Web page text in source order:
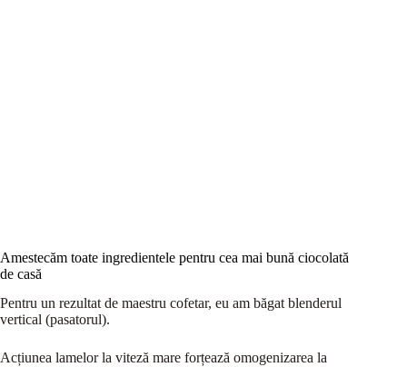
Amestecăm toate ingredientele pentru cea mai bună ciocolată
de casă
Pentru un rezultat de maestru cofetar, eu am băgat blenderul
vertical (pasatorul).
Acțiunea lamelor la viteză mare forțează omogenizarea la